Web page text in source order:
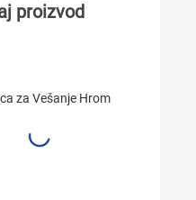
proizvod
za Vešanje Hrom